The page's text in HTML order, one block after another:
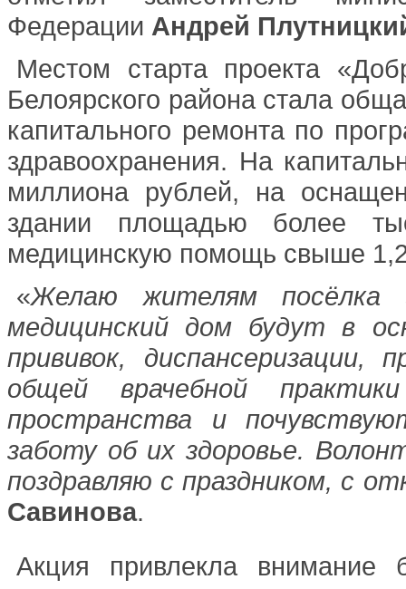
Федерации Андрей
Местом старта проекта
Белоярского района стала
капитального ремонта по
здравоохранения. На
миллиона рублей, на
здании площадью более
медицинскую помощь свыше
«Желаю жителям
медицинский дом будут в
прививок,
общей врачебной
пространства и
заботу об их здоровье.
поздравляю с праздником, с
Савинова.
Акция привлекла внимание